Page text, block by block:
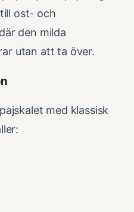
ost- och
den milda
utan att ta över.
med klassisk